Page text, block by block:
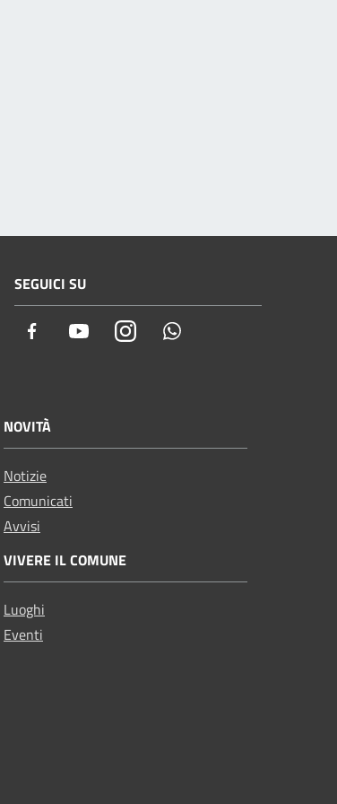
SEGUICI SU
Facebook YoutubeInstagram
NOVITÀ
Notizie
Comunicati
Avvisi
VIVERE IL COMUNE
Luoghi
Eventi